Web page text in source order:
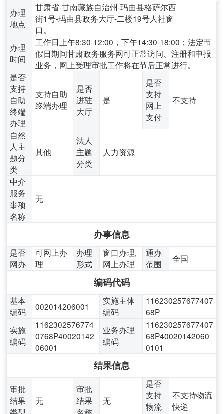
办理
地点
甘肃省-甘南藏族自治州-玛曲县格萨尔西
街1号-玛曲县政务大厅-二楼19号人社窗
口。
办理
时间
工作日上午8:30-12:00，下午14:30-18:00；法定节
假日期间甘肃政务服务网可正常访问、注册和申报
业务，网上受理审批工作将在节后正常进行。
是否
支持
自助
终端
办理
支持自助
终端办理
是否
进驻
大厅
是
是否
支持
网上
支付
不支持
自然
人主
题分
类
其他
法人
主题
分类
人力资源
中介
服务
事项
名称
无
办事信息
是否
网办
可网上办
理
办理
形式
窗口办理,
网上办理
通办
范围
全国
编码代码
基本
编码
002014206001
实施主体
编码
116230257677407
68P
实施
编码
1162302576774
0768P40020142
06001
业务办理
编码
116230257677407
68P40020142060
0101
结果信息
审批
结果
无
审批
结果
无
是否
支持
物流
不支持物流
快递